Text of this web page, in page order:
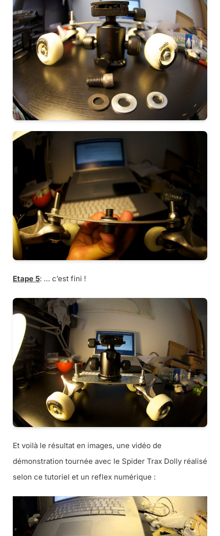
Etape 5: … c’est fini !
Et voilà le résultat en images, une vidéo de
démonstration tournée avec le Spider Trax Dolly réalisé
selon ce tutoriel et un reflex numérique :